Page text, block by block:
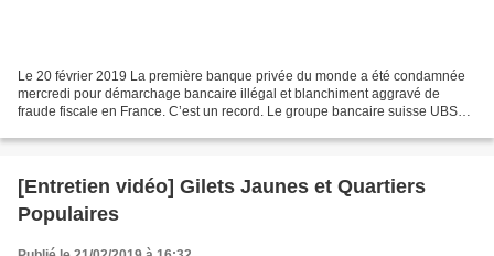
Le 20 février 2019 La première banque privée du monde a été condamnée
mercredi pour démarchage bancaire illégal et blanchiment aggravé de
fraude fiscale en France. C’est un record. Le groupe bancaire suisse UBS
[Entretien vidéo] Gilets Jaunes et Quartiers
Populaires